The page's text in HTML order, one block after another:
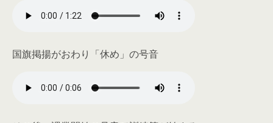
国旗掲揚がおわり「休め」の号音